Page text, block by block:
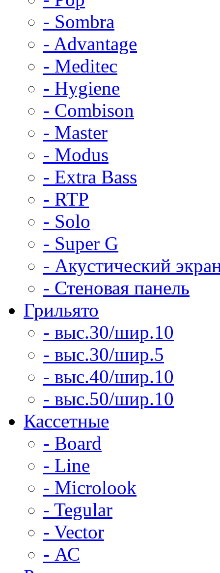
- Sombra
- Advantage
- Meditec
- Hygiene
- Combison
- Master
- Modus
- Extra Bass
- RTP
- Solo
- Super G
- Акустический
- Стеновая панель
Грильято
- выс.30/шир.10
- выс.30/шир.5
- выс.40/шир.10
- выс.50/шир.10
Кассетные
- Board
- Line
- Microlook
- Tegular
- Vector
- АС